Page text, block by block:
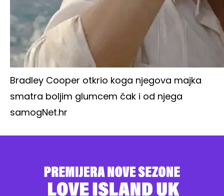
Bradley Cooper otkrio koga njegova majka
smatra boljim glumcem čak i od njega
samogNet.hr